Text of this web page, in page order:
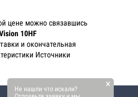
цене можно связавшись
10HF
и окончательная
Источники
Не нашли что искали?
×